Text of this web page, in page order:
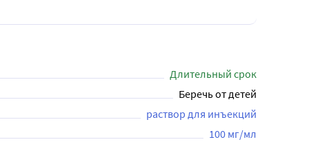
Длительный срок
Беречь от детей
раствор для инъекций
100 мг/мл